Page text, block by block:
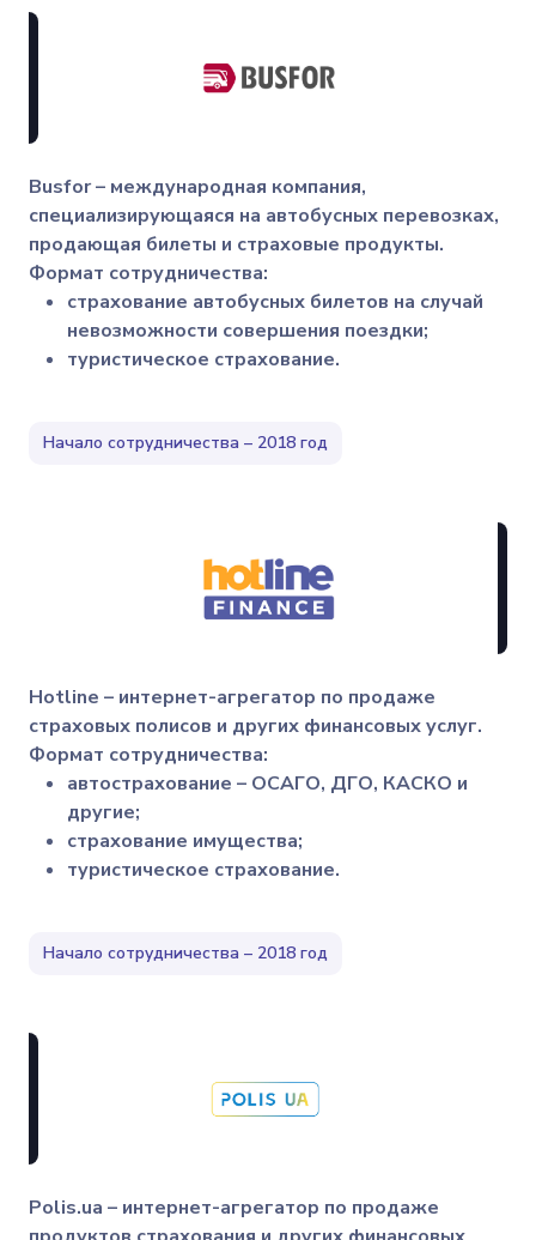
Начало сотрудничества – 2018 год
Busfor – международная компания,
специализирующаяся на автобусных перевозках,
продающая билеты и страховые продукты.
Формат сотрудничества:
страхование автобусных билетов на случай
невозможности совершения поездки;
туристическое страхование.
Начало сотрудничества – 2018 год
Hotline – интернет-агрегатор по продаже
страховых полисов и других финансовых услуг.
Формат сотрудничества:
автострахование – ОСАГО, ДГО, КАСКО и
другие;
страхование имущества;
туристическое страхование.
Polis.ua – интернет-агрегатор по продаже